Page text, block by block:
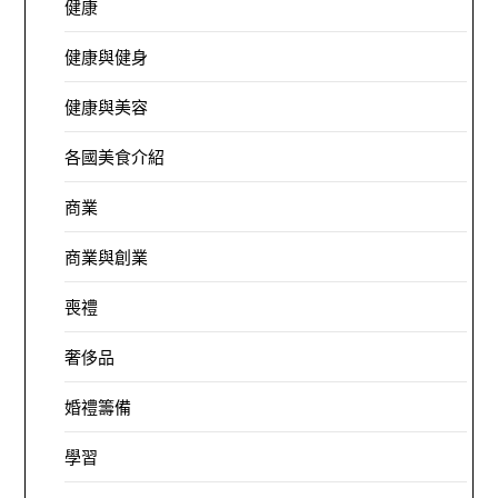
健康
健康與健身
健康與美容
各國美食介紹
商業
商業與創業
喪禮
奢侈品
婚禮籌備
學習